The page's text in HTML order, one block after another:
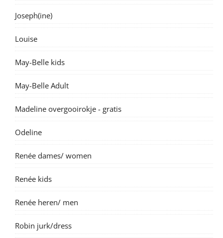
Joseph(ine)
Louise
May-Belle kids
May-Belle Adult
Madeline overgooirokje - gratis
Odeline
Renée dames/ women
Renée kids
Renée heren/ men
Robin jurk/dress